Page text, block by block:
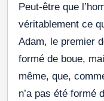
Peut-être que
véritablement ce
Adam, le premier
formé de boue,
même, que,
n’a pas été formé